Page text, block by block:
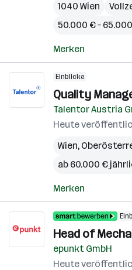
1040 Wien
50.000 € –
Merken
Einblicke
Quality
Talentor Austria
Heute
Wien,
ab 60.000 €
Merken
Head of
epunkt GmbH
Heute